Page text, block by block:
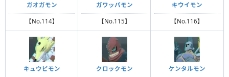
ガオガモン
【No.114】
ガワッパモン
【No.115】
キウイモン
【No.116】
キュウビモン クロックモン ケンタルモン